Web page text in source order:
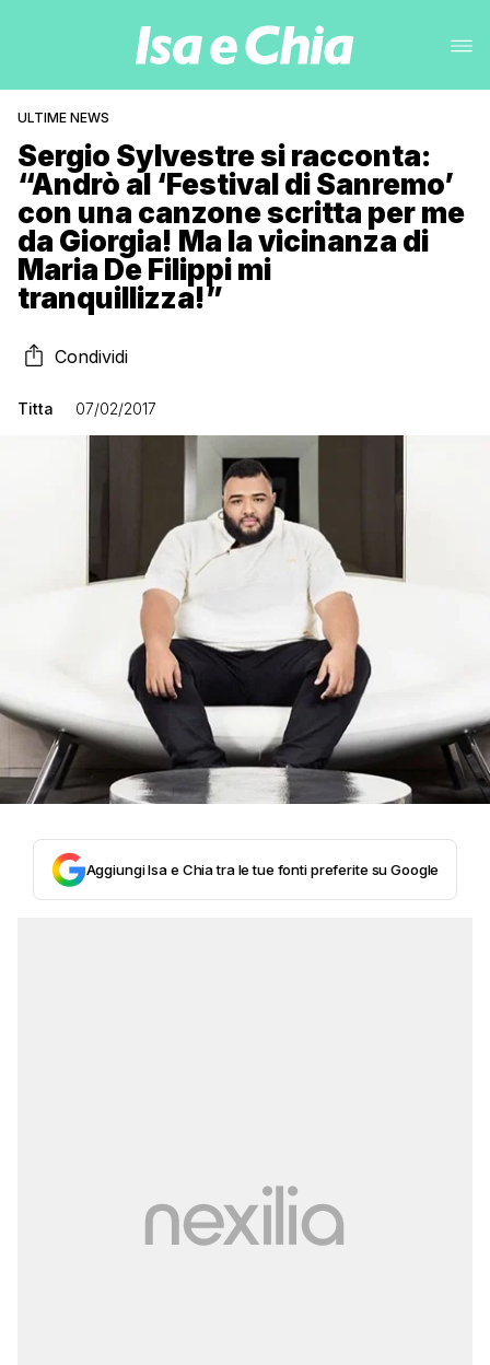
ULTIME NEWS
Sergio Sylvestre si racconta:
“Andrò al ‘Festival di Sanremo’
con una canzone scritta per me
da Giorgia! Ma la vicinanza di
Maria De Filippi mi
tranquillizza!”
Condividi
Titta 07/02/2017
Aggiungi Isa e Chia tra le tue fonti preferite su Google